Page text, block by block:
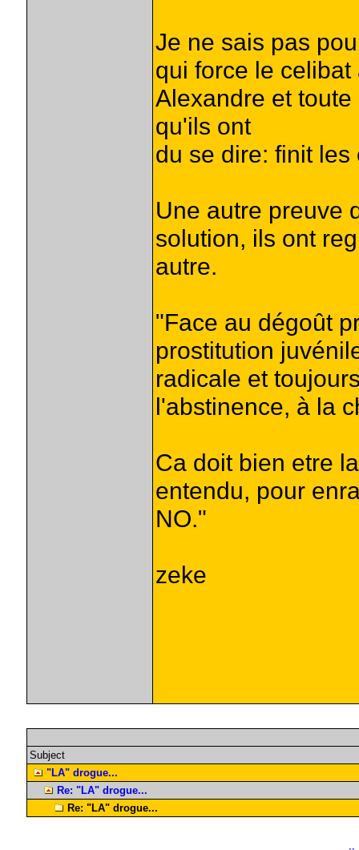
Je ne sais pas
qui force le
Alexandre et
qu'ils ont
du se dire: finit
Une autre preuve
solution, ils ont
autre.
"Face au dégoût
prostitution
radicale et
l'abstinence, à la
Ca doit bien etre
entendu, pour
NO."
zeke
Subject
"LA" drogue...
Re: "LA" drogue...
Re: "LA" drogue...